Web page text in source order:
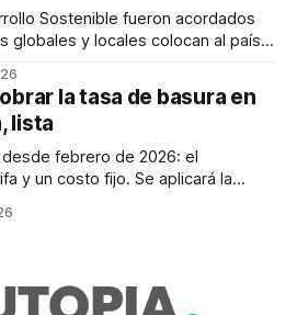
Sostenible fueron acordados
globales y locales colocan al país
la tasa de basura en
lista
febrero de 2026: el
y un costo fijo. Se aplicará la